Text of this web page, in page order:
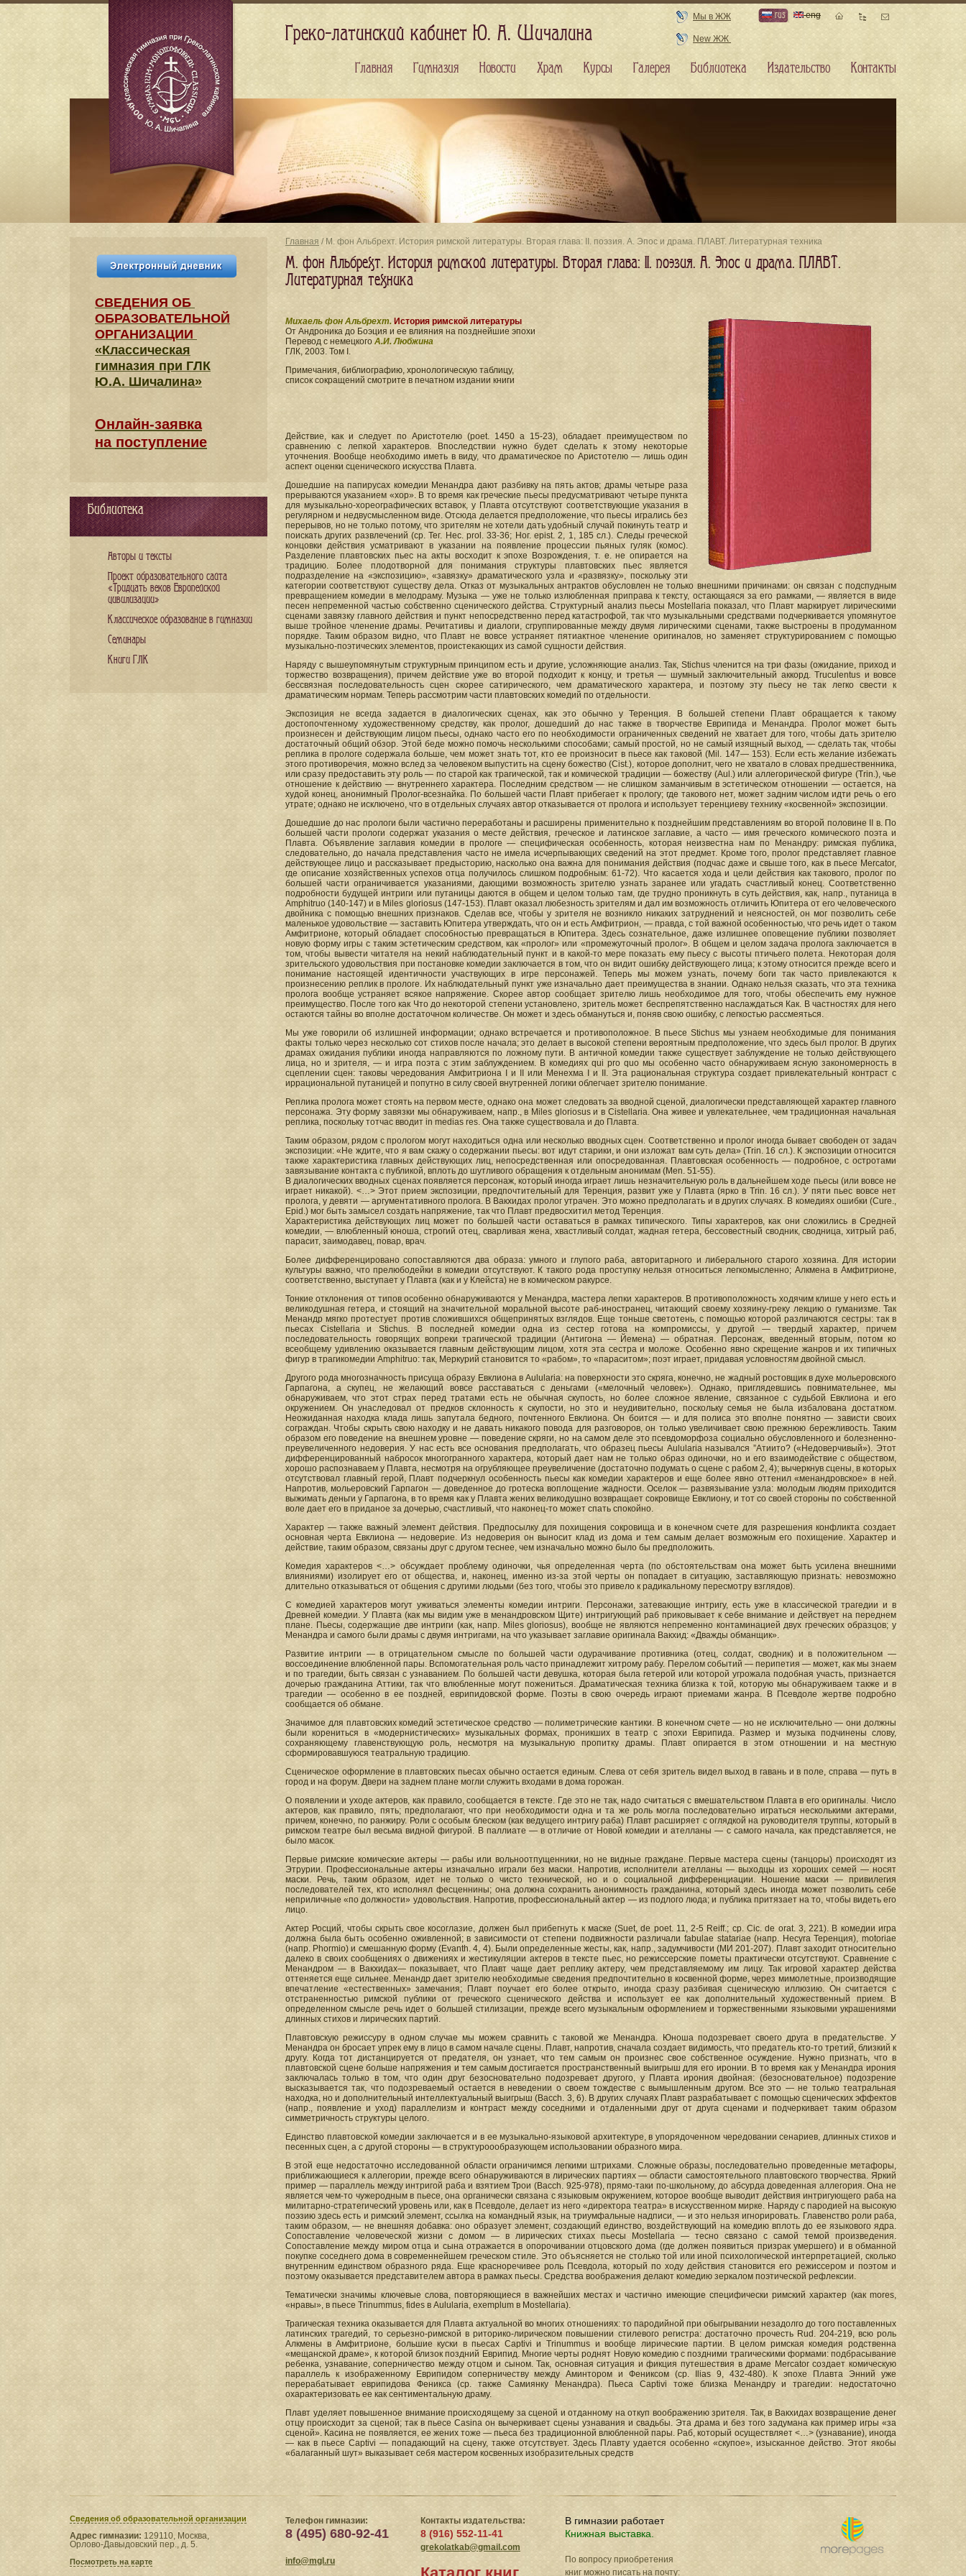
Главная / М. фон Альбрехт. История римской литературы. Вторая глава: II. поэзия. A. Эпос и драма. ПЛАВТ. Литературная техника
М. фон Альбрехт. История римской литературы. Вторая глава: II. поэзия. A. Эпос и драма. ПЛАВТ.
Литературная техника
Михаель фон Альбрехт. История римской литературы
От Андроника до Боэция и ее влияния на позднейшие эпохи
Перевод с немецкого А.И. Любжина
ГЛК, 2003. Том I.
Примечания, библиографию, хронологическую таблицу,
список сокращений смотрите в печатном издании книги
Действие, как и следует по Аристотелю (poet. 1450 а 15-23), обладает преимуществом по
сравнению с лепкой характеров. Впоследствии нужно будет сделать к этому некоторые
уточнения. Вообще необходимо иметь в виду, что драматическое по Аристотелю — лишь один
аспект оценки сценического искусства Плавта.
Дошедшие на папирусах комедии Менандра дают разбивку на пять актов; драмы четыре раза
прерываются указанием «хор». В то время как греческие пьесы предусматривают четыре пункта
для музыкально-хореографических вставок, у Плавта отсутствуют соответствующие указания в
регулярном и недвусмысленном виде. Отсюда делается предположение, что пьесы игрались без
перерывов, но не только потому, что зрителям не хотели дать удобный случай покинуть театр и
поискать других развлечений (ср. Тег. Нес. prol. 33-36; Ног. epist. 2, 1, 185 сл.). Следы греческой
концовки действия усматривают в указании на появление процессии пьяных гуляк (комос).
Разделение плавтовских пьес на акты восходит к эпохе Возрождения, т. е. не опирается на
традицию. Более плодотворной для понимания структуры плавтовских пьес является
подразделение на «экспозицию», «завязку» драматического узла и «развязку», поскольку эти
категории соответствуют существу дела. Отказ от музыкальных антрактов обусловлен не только внешними причинами: он связан с подспудным
превращением комедии в мелодраму. Музыка — уже не только излюбленная приправа к тексту, остающаяся за его рамками, — является в виде
песен непременной частью собственно сценического действа. Структурный анализ пьесы Mostellaria показал, что Плавт маркирует лирическими
сценами завязку главного действия и пункт непосредственно перед катастрофой, так что музыкальными средствами подчеркивается упомянутое
выше тройное членение драмы. Речитативы и диалоги, сгруппированные между двумя лирическими сценами, также выстроены в продуманном
порядке. Таким образом видно, что Плавт не вовсе устраняет пятиактное членение оригиналов, но заменяет структурированием с помощью
музыкально-поэтических элементов, проистекающих из самой сущности действия.
Наряду с вышеупомянутым структурным принципом есть и другие, усложняющие анализ. Так, Stichus членится на три фазы (ожидание, приход и
торжество возвращения), причем действие уже во второй подходит к концу, и третья — шумный заключительный аккорд. Truculentus и вовсе
бессвязная последовательность сцен скорее сатирического, чем драматического характера, и поэтому эту пьесу не так легко свести к
драматическим нормам. Теперь рассмотрим части плавтовских комедий по отдельности.
Экспозиция не всегда задается в диалогических сценах, как это обычно у Теренция. В большей степени Плавт обращается к такому
достопочтенному художественному средству, как пролог, дошедший до нас также в творчестве Еврипида и Менандра. Пролог может быть
произнесен и действующим лицом пьесы, однако часто его по необходимости ограниченных сведений не хватает для того, чтобы дать зрителю
достаточный общий обзор. Этой беде можно помочь несколькими способами; самый простой, но не самый изящный выход, — сделать так, чтобы
реплика в прологе содержала больше, чем может знать тот, кто ее произносит в пьесе как таковой (Mil. 147— 153). Если есть желание избежать
этого противоречия, можно вслед за человеком выпустить на сцену божество (Cist.), которое дополнит, чего не хватало в словах предшественника,
или сразу предоставить эту роль — по старой как трагической, так и комической традиции — божеству (Аul.) или аллегорической фигуре (Trin.), чье
отношение к действию — внутреннего характера. Последним средством — не слишком заманчивым в эстетическом отношении — остается, на
худой конец, анонимный Пролог-всезнайка. По большей части Плавт прибегает к прологу; где такового нет, может задним числом идти речь о его
утрате; однако не исключено, что в отдельных случаях автор отказывается от пролога и использует теренциеву технику «косвенной» экспозиции.
Дошедшие до нас прологи были частично переработаны и расширены применительно к позднейшим представлениям во второй половине II в. По
большей части прологи содержат указания о месте действия, греческое и латинское заглавие, а часто — имя греческого комического поэта и
Плавта. Объявление заглавия комедии в прологе — специфическая особенность, которая неизвестна нам по Менандру: римская публика,
следовательно, до начала представления часто не имела исчерпывающих сведений на этот предмет. Кроме того, пролог представляет главное
действующее лицо и рассказывает предысторию, насколько она важна для понимания действия (подчас даже и свыше того, как в пьесе Mercator,
где описание хозяйственных успехов отца получилось слишком подробным: 61-72). Что касается хода и цели действия как такового, пролог по
большей части ограничивается указаниями, дающими возможность зрителю узнать заранее или угадать счастливый конец. Соответственно
подробности будущей интриги или путаницы даются в общем и целом только там, где трудно проникнуть в суть действия, как, напр., путаница в
Amphitruo (140-147) и в Miles gloriosus (147-153). Плавт оказал любезность зрителям и дал им возможность отличить Юпитера от его человеческого
двойника с помощью внешних признаков. Сделав все, чтобы у зрителя не возникло никаких затруднений и неясностей, он мог позволить себе
маленькое удовольствие — заставить Юпитера утверждать, что он и есть Амфитрион, — правда, с той важной особенностью, что речь идет о таком
Амфитрионе, который обладает способностью превращаться в Юпитера. Здесь сознательное, даже излишнее оповещение публики позволяет
новую форму игры с таким эстетическим средством, как «пролог» или «промежуточный пролог». В общем и целом задача пролога заключается в
том, чтобы вывести читателя на некий наблюдательный пункт и в какой-то мере показать ему пьесу с высоты птичьего полета. Некоторая доля
зрительского удовольствия при постановке комедии заключается в том, что он видит ошибку действующего лица; к этому относится прежде всего и
понимание настоящей идентичности участвующих в игре персонажей. Теперь мы можем узнать, почему боги так часто привлекаются к
произнесению реплик в прологе. Их наблюдательный пункт уже изначально дает преимущества в знании. Однако нельзя сказать, что эта техника
пролога вообще устраняет всякое напряжение. Скорее автор сообщает зрителю лишь необходимое для того, чтобы обеспечить ему нужное
преимущество. После того как Что до некоторой степени установлено, зритель может беспрепятственно наслаждаться Как. В частностях для него
остаются тайны во вполне достаточном количестве. Он может и здесь обмануться и, поняв свою ошибку, с легкостью рассмеяться.
Мы уже говорили об излишней информации; однако встречается и противоположное. В пьесе Stichus мы узнаем необходимые для понимания
факты только через несколько сот стихов после начала; это делает в высокой степени вероятным предположение, что здесь был пролог. В других
драмах ожидания публики иногда направляются по ложному пути. В античной комедии также существует заблуждение не только действующего
лица, но и зрителя, — и игра поэта с этим заблуждением. В комедиях qui pro quo мы особенно часто обнаруживаем ясную закономерность в
сцеплении сцен: таковы чередования Амфитриона I и II или Менехма I и II. Эта рациональная структура создает привлекательный контраст с
иррациональной путаницей и попутно в силу своей внутренней логики облегчает зрителю понимание.
Реплика пролога может стоять на первом месте, однако она может следовать за вводной сценой, диалогически представляющей характер главного
персонажа. Эту форму завязки мы обнаруживаем, напр., в Miles gloriosus и в Cistellaria. Она живее и увлекательнее, чем традиционная начальная
реплика, поскольку тотчас вводит in medias res. Она также существовала и до Плавта.
Таким образом, рядом с прологом могут находиться одна или несколько вводных сцен. Соответственно и пролог иногда бывает свободен от задач
экспозиции: «Не ждите, что я вам скажу о содержании пьесы: вот идут старики, и они изложат вам суть дела» (Trin. 16 сл.). К экспозиции относится
также характеристика главных действующих лиц, непосредственная или опосредованная. Плавтовская особенность — подробное, с остротами
завязывание контакта с публикой, вплоть до шутливого обращения к отдельным анонимам (Men. 51-55).
В диалогических вводных сценах появляется персонаж, который иногда играет лишь незначительную роль в дальнейшем ходе пьесы (или вовсе не
играет никакой). <…> Этот прием экспозиции, предпочтительный для Теренция, развит уже у Плавта (ярко в Trin. 16 сл.). У пяти пьес вовсе нет
пролога, у девяти — аргументативного пролога. В Вакхидах пролог утрачен. Это можно предполагать и в других случаях. В комедиях ошибки (Cure.,
Epid.) мог быть замысел создать напряжение, так что Плавт предвосхитил метод Теренция.
Характеристика действующих лиц может по большей части оставаться в рамках типического. Типы характеров, как они сложились в Средней
комедии, — влюбленный юноша, строгий отец, сварливая жена, хвастливый солдат, жадная гетера, бессовестный сводник, сводница, хитрый раб,
парасит, заимодавец, повар, врач.
Более дифференцировано сопоставляются два образа: умного и глупого раба, авторитарного и либерального старого хозяина. Для истории
культуры важно, что прелюбодейки в комедии отсутствуют. К такого рода проступку нельзя относиться легкомысленно; Алкмена в Амфитрионе,
соответственно, выступает у Плавта (как и у Клейста) не в комическом ракурсе.
Тонкие отклонения от типов особенно обнаруживаются у Менандра, мастера лепки характеров. В противоположность ходячим клише у него есть и
великодушная гетера, и стоящий на значительной моральной высоте раб-иностранец, читающий своему хозяину-греку лекцию о гуманизме. Так
Менандр мягко протестует против сложившихся общепринятых взглядов. Еще тоньше светотень, с помощью которой различаются сестры: так в
пьесах Cistellaria и Stichus. В последней комедии одна из сестер готова на компромиссы, у другой — твердый характер, причем
последовательность говорящих вопреки трагической традиции (Антигона — Йемена) — обратная. Персонаж, введенный вторым, потом ко
всеобщему удивлению оказывается главным действующим лицом, хотя эта сестра и моложе. Особенно явно скрещение жанров и их типичных
фигур в трагикомедии Amphitruo: так, Меркурий становится то «рабом», то «параситом»; поэт играет, придавая условностям двойной смысл.
Другого рода многозначность присуща образу Евклиона в Aulularia: на поверхности это скряга, конечно, не жадный ростовщик в духе мольеровского
Гарпагона, а скупец, не желающий вовсе расставаться с деньгами («мелочный человек»). Однако, приглядевшись повнимательнее, мы
обнаруживаем, что этот страх перед тратами есть не обычная скупость, но более сложное явление, связанное с судьбой Евклиона и его
окружением. Он унаследовал от предков склонность к скупости, но это и неудивительно, поскольку семья не была избалована достатком.
Неожиданная находка клада лишь запутала бедного, почтенного Евклиона. Он боится — и для полиса это вполне понятно — зависти своих
сограждан. Чтобы скрыть свою находку и не давать никакого повода для разговоров, он только увеличивает свою прежнюю бережливость. Таким
образом его поведение на внешнем уровне — поведение скряги, но на самом деле это псевдоморфоза социально обусловленного и болезненно-
преувеличенного недоверия. У нас есть все основания предполагать, что образец пьесы Aulularia назывался ”Атиито? («Недоверчивый»). Этот
дифференцированный набросок многогранного характера, который дает нам не только образ одиночки, но и его взаимодействие с обществом,
хорошо распознаваем у Плавта, несмотря на огрубляющее преувеличение (достаточно подумать о сцене с рабом 2, 4); вычеркнув сцены, в которых
отсутствовал главный герой, Плавт подчеркнул особенность пьесы как комедии характеров и еще более явно оттенил «менандровское» в ней.
Напротив, мольеровский Гарпагон — доведенное до гротеска воплощение жадности. Оселок — развязывание узла: молодым людям приходится
выжимать деньги у Гарпагона, в то время как у Плавта жених великодушно возвращает сокровище Евклиону, и тот со своей стороны по собственной
воле дает его в приданое за дочерью, счастливый, что наконец-то может спать спокойно.
Характер — также важный элемент действия. Предпосылку для похищения сокровища и в конечном счете для разрешения конфликта создает
основная черта Евклиона — недоверие. Из недоверия он выносит клад из дома и тем самым делает возможным его похищение. Характер и
действие, таким образом, связаны друг с другом теснее, чем изначально можно было бы предположить.
Комедия характеров <…> обсуждает проблему одиночки, чья определенная черта (по обстоятельствам она может быть усилена внешними
влияниями) изолирует его от общества, и, наконец, именно из-за этой черты он попадает в ситуацию, заставляющую признать: невозможно
длительно отказываться от общения с другими людьми (без того, чтобы это привело к радикальному пересмотру взглядов).
С комедией характеров могут уживаться элементы комедии интриги. Персонажи, затевающие интригу, есть уже в классической трагедии и в
Древней комедии. У Плавта (как мы видим уже в менандровском Щите) интригующий раб приковывает к себе внимание и действует на переднем
плане. Пьесы, содержащие две интриги (как, напр. Miles gloriosus), вообще не являются непременно контаминацией двух греческих образцов; у
Менандра и самого были драмы с двумя интригами, на что указывает заглавие оригинала Вакхид: «Дважды обманщик».
Развитие интриги — в отрицательном смысле по большей части одурачивание противника (отец, солдат, сводник) и в положительном —
воссоединение влюбленной пары. Вспомогательная роль часто принадлежит хитрому рабу. Перелом событий — перипетия — может, как мы знаем
и по трагедии, быть связан с узнаванием. По большей части девушка, которая была гетерой или которой угрожала подобная участь, признается
дочерью гражданина Аттики, так что влюбленные могут пожениться. Драматическая техника близка к той, которую мы обнаруживаем также и в
трагедии — особенно в ее поздней, еврипидовской форме. Поэты в свою очередь играют приемами жанра. В Псевдоле жертве подробно
сообщается об обмане.
Значимое для плавтовских комедий эстетическое средство — полиметрические кантики. В конечном счете — но не исключительно — они должны
были корениться в «модернистических» музыкальных формах, проникших в театр с эпохи Еврипида. Размер и музыка подчинены слову,
сохраняющему главенствующую роль, несмотря на музыкальную пропитку драмы. Плавт опирается в этом отношении и на местную
сформировавшуюся театральную традицию.
Сценическое оформление в плавтовских пьесах обычно остается единым. Слева от себя зритель видел выход в гавань и в поле, справа — путь в
город и на форум. Двери на заднем плане могли служить входами в дома горожан.
О появлении и уходе актеров, как правило, сообщается в тексте. Где это не так, надо считаться с вмешательством Плавта в его оригиналы. Число
актеров, как правило, пять; предполагают, что при необходимости одна и та же роль могла последовательно играться несколькими актерами,
причем, конечно, по ранжиру. Роли с особым блеском (как ведущего интригу раба) Плавт расширяет с оглядкой на руководителя труппы, который в
римском театре был весьма видной фигурой. В паллиате — в отличие от Новой комедии и ателланы — с самого начала, как представляется, не
было масок.
Первые римские комические актеры — рабы или вольноотпущенники, но не видные граждане. Первые мастера сцены (танцоры) происходят из
Этрурии. Профессиональные актеры изначально играли без маски. Напротив, исполнители ателланы — выходцы из хороших семей — носят
маски. Речь, таким образом, идет не только о чисто технической, но и о социальной дифференциации. Ношение маски — привилегия
последователей тех, кто исполнял фесценнины; она должна сохранить анонимность гражданина, который здесь иногда может позволить себе
неприличные «по должности» удовольствия. Напротив, профессиональный актер — из подлого люда; и публика притязает на то, чтобы видеть его
лицо.
Актер Росций, чтобы скрыть свое косоглазие, должен был прибегнуть к маске (Suet, de poet. 11, 2-5 Reiff.; cp. Cic. de orat. 3, 221). В комедии игра
должна была быть особенно оживленной; в зависимости от степени подвижности различали fabulae statariae (напр. Hecyra Теренция), motoriae
(напр. Phormio) и смешанную форму (Evanth. 4, 4). Были определенные жесты, как, напр., задумчивости (МИ 201-207). Плавт заходит относительно
далеко в своих сообщениях о движениях и жестикуляции актеров в тексте пьес, но режиссерские пометы практически отсутствуют. Сравнение с
Менандром — в Вакхидах— показывает, что Плавт чаще дает реплику актеру, чем представляемому им лицу. Так игровой характер действа
оттеняется еще сильнее. Менандр дает зрителю необходимые сведения предпочтительно в косвенной форме, через мимолетные, производящие
впечатление «естественных» замечания; Плавт поучает его более открыто, иногда сразу разбивая сценическую иллюзию. Он считается с
отстраненностью римской публики от греческого сценического действа и использует ее как дополнительный художественный прием. В
определенном смысле речь идет о большей стилизации, прежде всего музыкальным оформлением и торжественными языковыми украшениями
длинных стихов и лирических партий.
Плавтовскую режиссуру в одном случае мы можем сравнить с таковой же Менандра. Юноша подозревает своего друга в предательстве. У
Менандра он бросает упрек ему в лицо в самом начале сцены. Плавт, напротив, сначала создает видимость, что предатель кто-то третий, близкий к
другу. Когда тот дистанцируется от предателя, он узнает, что тем самым он произнес свое собственное осуждение. Нужно признать, что в
плавтовской сцене больше напряжения и тем самым достигается пространственный выигрыш для его иронии. В то время как у Менандра ирония
заключалась только в том, что один друг безосновательно подозревает другого, у Плавта ирония двойная: (безосновательное) подозрение
высказывается так, что подозреваемый остается в неведении о своем тождестве с вымышленным другом. Все это — не только театральная
находка, но и дополнительный интеллектуальный выигрыш (Bacch. 3, 6). В других случаях Плавт разрабатывает с помощью сценических эффектов
(напр., появление и уход) параллелизм и контраст между соседними и отдаленными друг от друга сценами и подчеркивает таким образом
симметричность структуры целого.
Единство плавтовской комедии заключается и в ее музыкально-языковой архитектуре, в упорядоченном чередовании сенариев, длинных стихов и
песенных сцен, а с другой стороны — в структуроообразующем использовании образного мира.
В этой еще недостаточно исследованной области ограничимся легкими штрихами. Сложные образы, последовательно проведенные метафоры,
приближающиеся к аллегории, прежде всего обнаруживаются в лирических партиях — области самостоятельного плавтовского творчества. Яркий
пример — параллель между интригой раба и взятием Трои (Bacch. 925-978), прямо-таки по-школьному, до абсурда доведенная аллегория. Она не
является чем-то чужеродным в пьесе, она органически связана с языковым окружением, которое вообще выводит действия интригующего раба на
милитарно-стратегический уровень или, как в Псевдоле, делает из него «директора театра» в искусственном мирке. Наряду с пародией на высокую
поэзию здесь есть и римский элемент, ссылка на командный язык, на триумфальные надписи, — и это нельзя игнорировать. Главенство роли раба,
таким образом, — не внешняя добавка: оно образует элемент, создающий единство, воздействующий на комедию вплоть до ее языкового ядра.
Сопоставление человеческой жизни с домом — в лирических стихах пьесы Mostellaria — тесно связано с самой темой произведения.
Сопоставление между миром отца и сына отражается в опорочивании отцовского дома (где должен появиться призрак умершего) и в обманной
покупке соседнего дома в современнейшем греческом стиле. Это объясняется не столько той или иной психологической интерпретацией, сколько
внутренним единством образного ряда. Еще красноречивее роль Псевдола, который по ходу действия становится его режиссером и поэтом и
поэтому оказывается представителем автора в рамках пьесы. Средства воображения делают комедию зеркалом поэтической рефлексии.
Тематически значимы ключевые слова, повторяющиеся в важнейших местах и частично имеющие специфически римский характер (как mores,
«нравы», в пьесе Trinummus, fides в Aulularia, exemplum в Mostellaria).
Трагическая техника оказывается для Плавта актуальной во многих отношениях: то пародийной при обыгрывании незадолго до того поставленных
латинских трагедий, то серьезно-римской в риторико-лирическом повышении стилевого регистра: достаточно прочесть Rud. 204-219, всю роль
Алкмены в Амфитрионе, большие куски в пьесах Captivi и Trinummus и вообще лирические партии. В целом римская комедия родственна
«мещанской драме», к которой близок поздний Еврипид. Многие черты роднят Новую комедию с поздними трагическими формами: подбрасывание
ребенка, узнавание, соперничество между отцом и сыном. Так, основная ситуация и фикция путешествия в драме Mercator создает комическую
параллель к изображенному Еврипидом соперничеству между Аминтором и Фениксом (ср. Ilias 9, 432-480). К эпохе Плавта Энний уже
перерабатывает еврипидова Феникса (ср. также Самиянку Менандра). Пьеса Captivi тоже близка Менандру и трагедии: недостаточно
охарактеризовать ее как сентиментальную драму.
Плавт уделяет повышенное внимание происходящему за сценой и отданному на откуп воображению зрителя. Так, в Вакхидах возвращение денег
отцу происходит за сценой; так в пьесе Casina он вычеркивает сцены узнавания и свадьбы. Эта драма и без того задумана как пример игры «за
сценой». Касина не появляется, ее жених тоже — пьеса без традиционной влюбленной пары. Раб, который осуществляет <…> (узнавание), иногда
— как в пьесе Captivi — попадающий на сцену, также отсутствует. Здесь Плавту удается особенно «скупое», изысканное действо. Этот якобы
«балаганный шут» выказывает себя мастером косвенных изобразительных средств
СВЕДЕНИЯ​ ОБ
ОБРАЗОВАТЕЛЬНОЙ
ОРГАНИЗАЦИИ
«Классическая
гимназия при ГЛК
Ю.А. Шичалина»
Онлайн-заявка
на поступление
Библиотека
Авторы и тексты
Проект образовательного сайта
«Тридцать веков Европейской
цивилизации»
Классическое образование в гимназии
Семинары
Книги ГЛК
Сведения​ об образовательной организации
Адрес гимназии: 129110, Москва,
Орлово-Давыдовский пер., д. 5.
Посмотреть на карте
Телефон гимназии:
8 (495) 680-92-41
info@mgl.ru
Контакты издательства:
8 (916) 552-11-41
grekolatkab@gmail.com
В гимназии работает
Книжная выставка.
По вопросу приобретения
книг можно писать на почту:
Греко-латинский кабинет Ю. А. Шичалина
Мы в ЖЖ
New ЖЖ
rus eng
Главная Гимназия Новости Храм Курсы Галерея Библиотека Издательство Контакты